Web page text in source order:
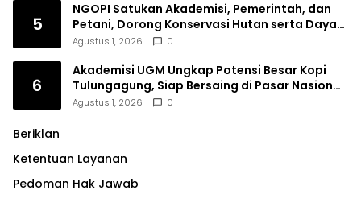
5
NGOPI Satukan Akademisi, Pemerintah, dan
Petani, Dorong Konservasi Hutan serta Daya
Saing Kopi Tulungagung
Agustus 1, 2026 0
6
Akademisi UGM Ungkap Potensi Besar Kopi
Tulungagung, Siap Bersaing di Pasar Nasional
hingga Dunia
Agustus 1, 2026 0
Beriklan
Ketentuan Layanan
Pedoman Hak Jawab